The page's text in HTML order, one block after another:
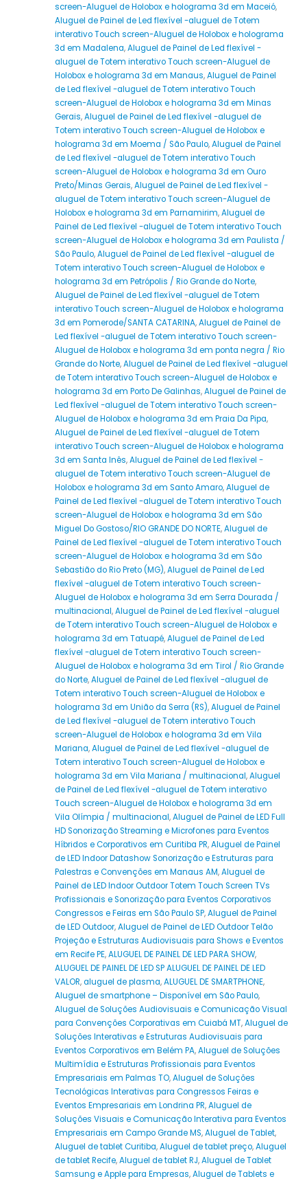
screen-Aluguel de Holobox e holograma 3d em Maceió,
Aluguel de Painel de Led flexível -aluguel de Totem
interativo Touch screen-Aluguel de Holobox e holograma
3d em Madalena,Aluguel de Painel de Led flexível -
aluguel de Totem interativo Touch screen-Aluguel de
Holobox e holograma 3d em Manaus,Aluguel de Painel
de Led flexível -aluguel de Totem interativo Touch
screen-Aluguel de Holobox e holograma 3d em Minas
Gerais,Aluguel de Painel de Led flexível -aluguel de
Totem interativo Touch screen-Aluguel de Holobox e
holograma 3d em Moema / São Paulo,Aluguel de Painel
de Led flexível -aluguel de Totem interativo Touch
screen-Aluguel de Holobox e holograma 3d em Ouro
Preto/Minas Gerais,Aluguel de Painel de Led flexível -
aluguel de Totem interativo Touch screen-Aluguel de
Holobox e holograma 3d em Parnamirim,Aluguel de
Painel de Led flexível -aluguel de Totem interativo Touch
screen-Aluguel de Holobox e holograma 3d em Paulista /
São Paulo,Aluguel de Painel de Led flexível -aluguel de
Totem interativo Touch screen-Aluguel de Holobox e
holograma 3d em Petrópolis / Rio Grande do Norte,
Aluguel de Painel de Led flexível -aluguel de Totem
interativo Touch screen-Aluguel de Holobox e holograma
3d em Pomerode/SANTA CATARINA,Aluguel de Painel de
Led flexível -aluguel de Totem interativo Touch screen-
Aluguel de Holobox e holograma 3d em ponta negra / Rio
Grande do Norte,Aluguel de Painel de Led flexível -aluguel
de Totem interativo Touch screen-Aluguel de Holobox e
holograma 3d em Porto De Galinhas,Aluguel de Painel de
Led flexível -aluguel de Totem interativo Touch screen-
Aluguel de Holobox e holograma 3d em Praia Da Pipa,
Aluguel de Painel de Led flexível -aluguel de Totem
interativo Touch screen-Aluguel de Holobox e holograma
3d em Santa Inês,Aluguel de Painel de Led flexível -
aluguel de Totem interativo Touch screen-Aluguel de
Holobox e holograma 3d em Santo Amaro,Aluguel de
Painel de Led flexível -aluguel de Totem interativo Touch
screen-Aluguel de Holobox e holograma 3d em São
Miguel Do Gostoso/RIO GRANDE DO NORTE,Aluguel de
Painel de Led flexível -aluguel de Totem interativo Touch
screen-Aluguel de Holobox e holograma 3d em São
Sebastião do Rio Preto (MG),Aluguel de Painel de Led
flexível -aluguel de Totem interativo Touch screen-
Aluguel de Holobox e holograma 3d em Serra Dourada /
multinacional,Aluguel de Painel de Led flexível -aluguel
de Totem interativo Touch screen-Aluguel de Holobox e
holograma 3d em Tatuapé,Aluguel de Painel de Led
flexível -aluguel de Totem interativo Touch screen-
Aluguel de Holobox e holograma 3d em Tirol / Rio Grande
do Norte,Aluguel de Painel de Led flexível -aluguel de
Totem interativo Touch screen-Aluguel de Holobox e
holograma 3d em União da Serra (RS),Aluguel de Painel
de Led flexível -aluguel de Totem interativo Touch
screen-Aluguel de Holobox e holograma 3d em Vila
Mariana,Aluguel de Painel de Led flexível -aluguel de
Totem interativo Touch screen-Aluguel de Holobox e
holograma 3d em Vila Mariana / multinacional,Aluguel
de Painel de Led flexível -aluguel de Totem interativo
Touch screen-Aluguel de Holobox e holograma 3d em
Vila Olímpia / multinacional,Aluguel de Painel de LED Full
HD Sonorização Streaming e Microfones para Eventos
Híbridos e Corporativos em Curitiba PR,Aluguel de Painel
de LED Indoor Datashow Sonorização e Estruturas para
Palestras e Convenções em Manaus AM,Aluguel de
Painel de LED Indoor Outdoor Totem Touch Screen TVs
Profissionais e Sonorização para Eventos Corporativos
Congressos e Feiras em São Paulo SP,Aluguel de Painel
de LED Outdoor,Aluguel de Painel de LED Outdoor Telão
Projeção e Estruturas Audiovisuais para Shows e Eventos
em Recife PE,ALUGUEL DE PAINEL DE LED PARA SHOW,
ALUGUEL DE PAINEL DE LED SP ALUGUEL DE PAINEL DE LED
VALOR,aluguel de plasma,ALUGUEL DE SMARTPHONE,
Aluguel de smartphone – Disponível em São Paulo,
Aluguel de Soluções Audiovisuais e Comunicação Visual
para Convenções Corporativas em Cuiabá MT,Aluguel de
Soluções Interativas e Estruturas Audiovisuais para
Eventos Corporativos em Belém PA,Aluguel de Soluções
Multimídia e Estruturas Profissionais para Eventos
Empresariais em Palmas TO,Aluguel de Soluções
Tecnológicas Interativas para Congressos Feiras e
Eventos Empresariais em Londrina PR,Aluguel de
Soluções Visuais e Comunicação Interativa para Eventos
Empresariais em Campo Grande MS,Aluguel de Tablet,
Aluguel de tablet Curitiba,Aluguel de tablet preço,Aluguel
de tablet Recife,Aluguel de tablet RJ,Aluguel de Tablet
Samsung e Apple para Empresas,Aluguel de Tablets e